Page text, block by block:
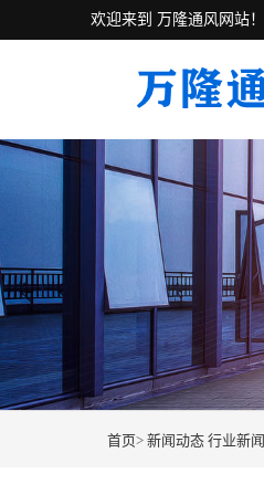
欢迎来到 万隆通风网站！
首页> 新闻动态 行业新闻